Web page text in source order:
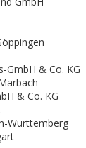
GmbH & Co. KG
& Co. KG
Württemberg